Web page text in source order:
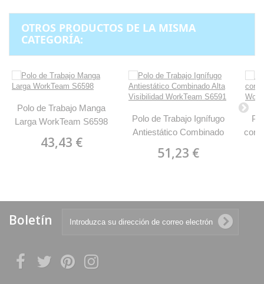
OTROS PRODUCTOS DE LA MISMA
CATEGORÍA:
Polo de Trabajo Manga
Larga WorkTeam S6598
43,43 €
Polo de Trabajo Ignífugo
Antiestático Combinado
S6591
51,23 €
Boletín